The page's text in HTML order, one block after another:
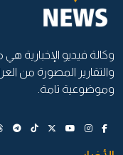
وكالة فيديو الإخبارية
والتقارير المصورة من
وموضوعية تامة.